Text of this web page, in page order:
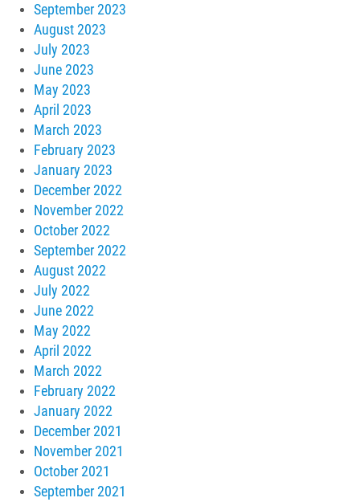
September 2023
August 2023
July 2023
June 2023
May 2023
April 2023
March 2023
February 2023
January 2023
December 2022
November 2022
October 2022
September 2022
August 2022
July 2022
June 2022
May 2022
April 2022
March 2022
February 2022
January 2022
December 2021
November 2021
October 2021
September 2021